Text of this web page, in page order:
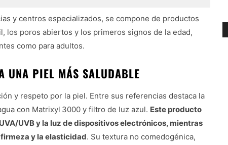
y centros especializados, se compone de productos
los poros abiertos y los primeros signos de la edad,
como para adultos.
UNA PIEL MÁS SALUDABLE
y respeto por la piel. Entre sus referencias destaca la
con Matrixyl 3000 y filtro de luz azul. Este producto
UVB y la luz de dispositivos electrónicos, mientras
y la elasticidad. Su textura no comedogénica,